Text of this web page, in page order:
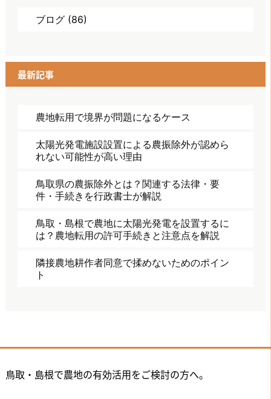
ブログ(86)
最新記事
農地転用で境界が問題になるケース
太陽光発電施設設置による農振除外が認めら
れない可能性が高い理由
鳥取県の農振除外とは？関連する法律・要
件・手続きを行政書士が解説
鳥取・島根で農地に太陽光発電を設置するに
は？農地転用の許可手続きと注意点を解説
隣接農地耕作者同意で揉めないためのポイン
ト
鳥取・島根で農地の有効活用をご検討の方へ。